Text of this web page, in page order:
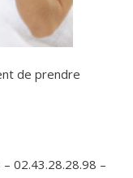
de prendre
02.43.28.28.98 –